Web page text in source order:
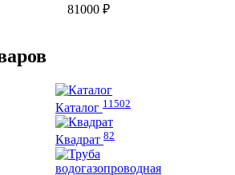
81000 ₽
Каталог 11502
Квадрат 82